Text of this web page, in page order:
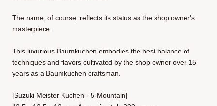
The name, of course, reflects its status as the shop owner's
masterpiece.
This luxurious Baumkuchen embodies the best balance of
techniques and flavors cultivated by the shop owner over 15
years as a Baumkuchen craftsman.
[Suzuki Meister Kuchen - 5-Mountain]